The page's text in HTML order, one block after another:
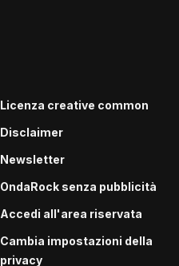
Licenza creative common
Disclaimer
Newsletter
OndaRock senza pubblicità
Accedi all'area riservata
Cambia impostazioni della
privacy